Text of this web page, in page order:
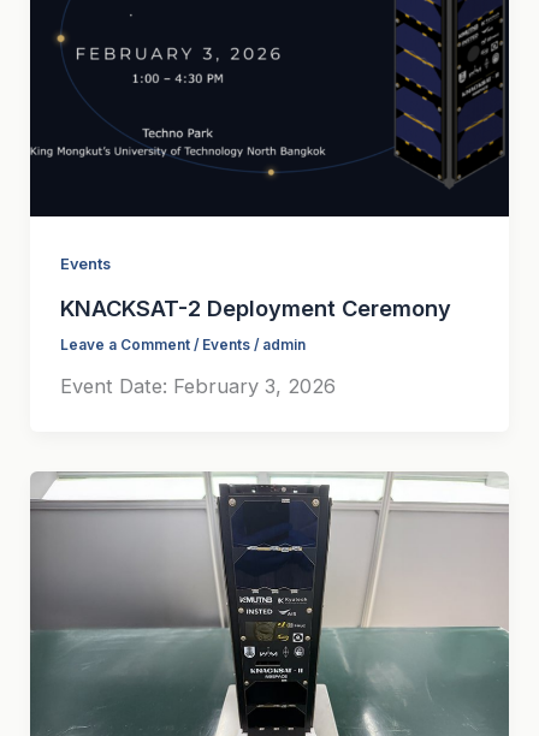
Events
KNACKSAT-2 Deployment Ceremony
Leave a Comment / Events/ admin
Event Date: February 3, 2026